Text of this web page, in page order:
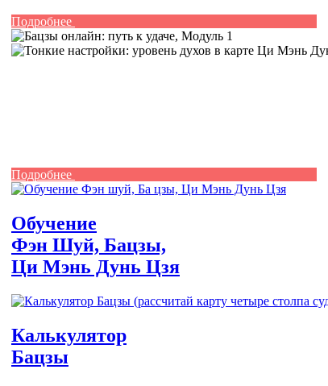
Подробнее
Подробнее
Обучение
Фэн Шуй, Бацзы,
Ци Мэнь Дунь Цзя
Калькулятор
Бацзы